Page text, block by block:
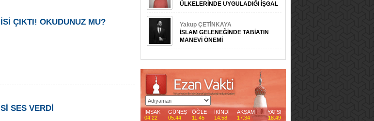
ÇIKTI! OKUDUNUZ MU?
SES VERDİ
ÜLKELERİNDE UYGULADIĞI İŞGAL
ÖNCESİ FAALİYETLER
Yakup ÇETİNKAYA
İSLAM GELENEĞİNDE TABİATIN
MANEVİ ÖNEMİ
İMSAK GÜNEŞ ÖĞLE İKİNDİ AKŞAM
YATSI
04:22
05:44 11:45 14:58 17:34 18:49